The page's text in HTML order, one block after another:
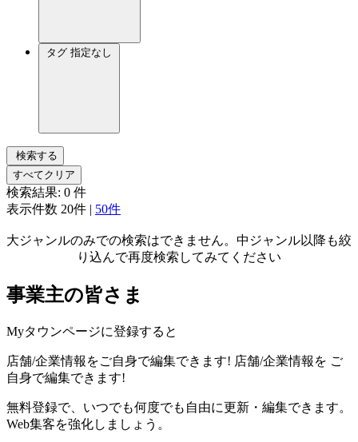
タグ 指定なし
検索する
すべてクリア
検索結果: 0 件
表示件数 20件 | 50件
大ジャンルのみでの検索はできません。中ジャンル以降も絞
り込んで再度検索してみてください
事業主の皆さま
Myタウンページに登録すると
店舗/企業情報をご自身で編集できます! 店舗/企業情報を ご
自身で編集できます!
無料登録で、いつでも何度でも自由に更新・編集できます。
Web集客を強化しましょう。